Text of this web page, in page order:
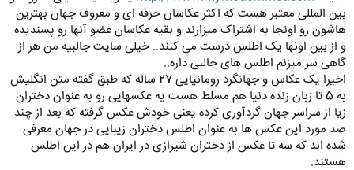
م
و
ض
و
ع
بین المللی معتبر هست که اکثر عکاسان حرفه ای و معروف جهان بهترین
هاشون رو اونجا به اشتراک میزارند و بقیه عکاسان عضو آنها رو پسندیده
و از بین اونها یک اطلس درست می کنند.. خیلی سایت جالبیه من هر از
گاهی سر میزنم اطلس های جالبی داره..
اخیرا یک عکاس و جهانگرد رومانیایی 27 ساله که طبق گفته متن انگلیش
به 5 تا زبان زنده دنیا هم مسلط هست یه عکسهایی رو به عنوان دختران
زیا از سراسر جهان گردآوری کرده یعنی خودش عکس گرفته که بعد از چند
صد مورد این عکس ها به عنوان اطلس دختران زیبایی در جهان معرفی
شده اند که سه تا عکس از دختران شیرازی در ایران هم در این اطلس
هستند.